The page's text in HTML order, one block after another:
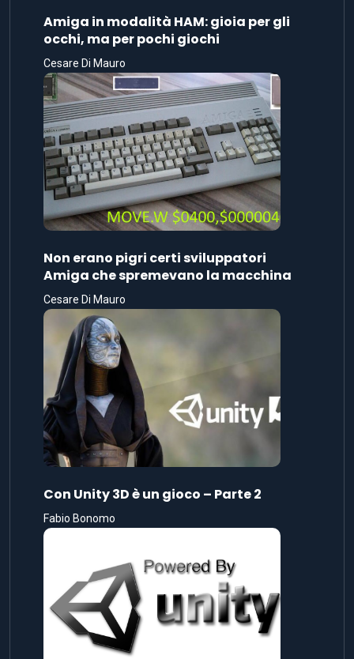
Amiga in modalità HAM: gioia per gli
occhi, ma per pochi giochi
Cesare Di Mauro
Non erano pigri certi sviluppatori
Amiga che spremevano la macchina
Cesare Di Mauro
Con Unity 3D è un gioco – Parte 2
Fabio Bonomo